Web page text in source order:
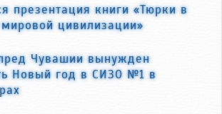
презентация книги «Тюрки в
цивилизации»
Чувашии вынужден
Новый год в СИЗО №1 в